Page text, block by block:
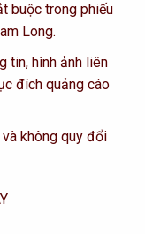
buộc trong phiếu
Long.
tin, hình ảnh liên
đích quảng cáo
không quy đổi